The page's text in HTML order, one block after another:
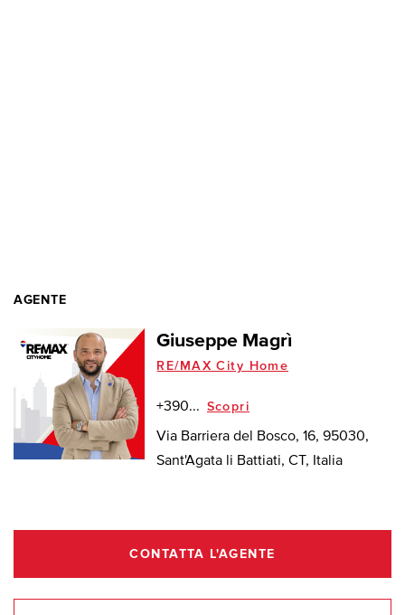
AGENTE
Giuseppe Magrì
RE/MAX City Home
+390... Scopri
Via Barriera del Bosco, 16, 95030,
Sant'Agata li Battiati, CT, Italia
CONTATTA L'AGENTE